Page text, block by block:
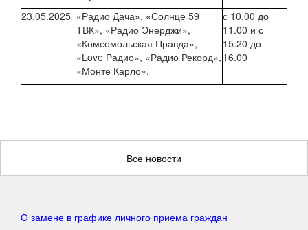
23.05.2025 «Радио Дача», «Солнце 59
ТВК», «Радио Энерджи»,
«Комсомольская Правда»,
«Love Радио», «Радио Рекорд»,
«Монте Карло».
с 10.00 до
11.00 и с
15.20 до
16.00
Все новости
О замене в графике личного приема граждан